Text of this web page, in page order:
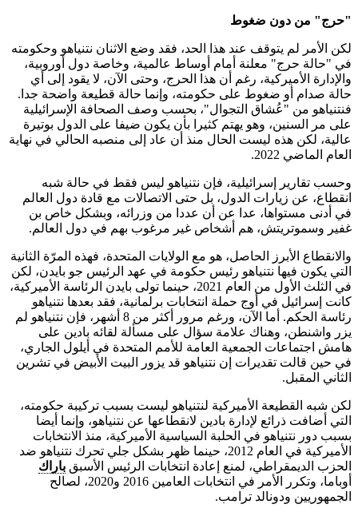
"حرج" من دون ضغوط
لكن الأمر لم يتوقف عند هذا الحد، فقد وضع الاثنان نتنياهو وحكومته
في "حالة حرج" معلنة أمام أوساط عالمية، وخاصة دول أوروبية،
والإدارة الأميركية، رغم أن هذا الحرج، وحتى الآن، لا يقود إلى أي
حالة صدام أو ضغوط على حكومته، وإنما حالة قطيعة واضحة جدا.
فنتنياهو من "عُشاق التجوال"، بحسب وصف الصحافة الإسرائيلية
على مر السنين، وهو يهتم كثيرا بأن يكون ضيفا على الدول بوتيرة
عالية، لكن هذه ليست الحال منذ أن عاد إلى منصبه الحالي في نهاية
العام الماضي 2022.
وحسب تقارير إسرائيلية، فإن نتنياهو ليس فقط في حالة شبه
انقطاع، عن زيارات الدول، بل حتى الاتصالات مع قادة دول العالم
في أدنى مستواها، عدا عن أن عددا من وزرائه، وبشكل خاص بن
غفير وسموتريتش، هم أشخاص غير مرغوب بهم في دول العالم.
والانقطاع الأبرز الحاصل، هو مع الولايات المتحدة، فهذه المرّة الثانية
التي يكون فيها نتنياهو رئيس حكومة في عهد الرئيس جو بايدن، لكن
في الثلث الأول من العام 2021، حينما تولى بايدن الرئاسة الأميركية،
كانت إسرائيل في أوج حملة انتخابات برلمانية، فقد بعدها نتنياهو
رئاسة الحكم. أما الآن، ورغم مرور أكثر من 8 أشهر، فإن نتنياهو لم
يزر واشنطن، وهناك علامة سؤال على مسألة لقائه بادين على
هامش اجتماعات الجمعية العامة للأمم المتحدة في أيلول الجاري،
في حين قالت تقديرات إن نتنياهو قد يزور البيت الأبيض في تشرين
الثاني المقبل.
لكن شبه القطيعة الأميركية لنتنياهو ليست بسبب تركيبة حكومته،
التي أضافت ذرائع لإدارة بادين لانقطاعها عن نتنياهو، وإنما أيضا
بسبب دور نتنياهو في الحلبة السياسية الأميركية، منذ الانتخابات
الأميركية في العام 2012، حينما ظهر بشكل جلي تحرك نتنياهو ضد
الحزب الديمقراطي، لمنع إعادة انتخابات الرئيس الأسبق باراك
أوباما، وتكرر الأمر في انتخابات العامين 2016 و2020، لصالح
الجمهوريين ودونالد ترامب.